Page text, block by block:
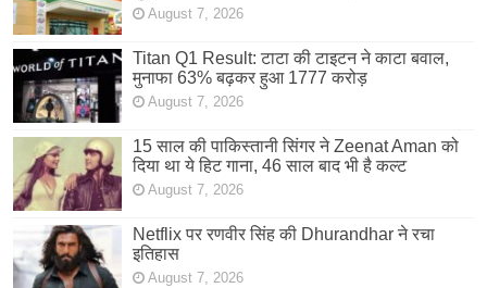
August 7, 2026
Titan Q1 Result: टाटा की टाइटन ने काटा बवाल,
मुनाफा 63% बढ़कर हुआ 1777 करोड़
August 7, 2026
15 साल की पाकिस्तानी सिंगर ने Zeenat Aman को
दिया था ये हिट गाना, 46 साल बाद भी है कल्ट
August 7, 2026
Netflix पर रणवीर सिंह की Dhurandhar ने रचा
इतिहास
August 7, 2026